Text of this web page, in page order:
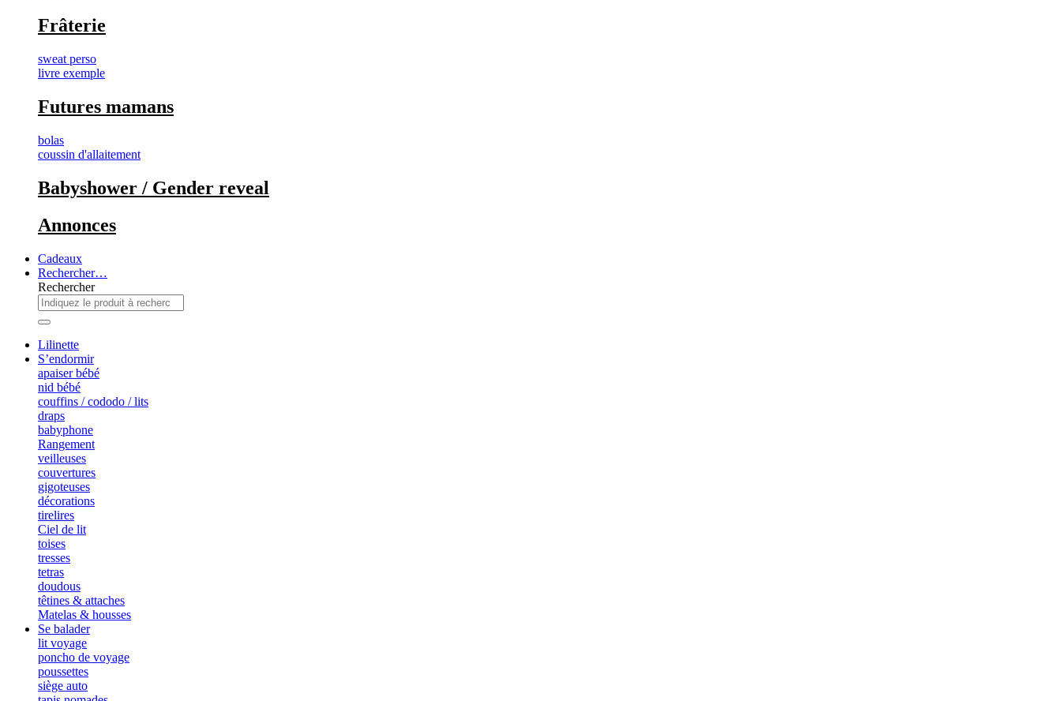
Frâterie
sweat perso
livre exemple
Futures mamans
bolas
coussin d'allaitement
Babyshower / Gender reveal
Annonces
Cadeaux
Rechercher…
Rechercher
Lilinette
S’endormir
apaiser bébé
nid bébé
couffins / cododo / lits
draps
babyphone
Rangement
veilleuses
couvertures
gigoteuses
décorations
tirelires
Ciel de lit
toises
tresses
tetras
doudous
têtines & attaches
Matelas & housses
Se balader
lit voyage
poncho de voyage
poussettes
siège auto